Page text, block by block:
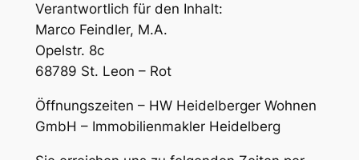
Verantwortlich für den Inhalt:
Marco Feindler, M.A.
Opelstr. 8c
68789 St. Leon – Rot
Öffnungszeiten – HW Heidelberger Wohnen
GmbH – Immobilienmakler Heidelberg